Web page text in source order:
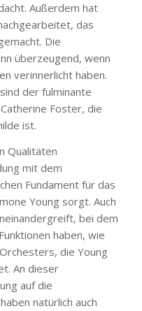
Außerdem hat
das
Die
überzeugend, wenn
verinnerlicht haben.
der fulminante
Foster, die
ist.
Qualitäten
mit dem
Fundament für das
Young sorgt. Auch
bei dem
haben, wie
die Young
An dieser
auf die
natürlich auch